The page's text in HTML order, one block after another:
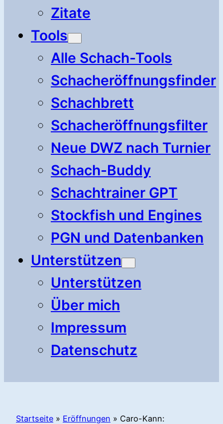
Zitate
Tools
Alle Schach-Tools
Schacheröffnungsfinder
Schachbrett
Schacheröffnungsfilter
Neue DWZ nach Turnier
Schach-Buddy
Schachtrainer GPT
Stockfish und Engines
PGN und Datenbanken
Unterstützen
Unterstützen
Über mich
Impressum
Datenschutz
Startseite » Eröffnungen » Caro-Kann: